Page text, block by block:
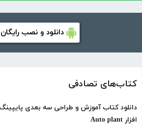
دانلود و نصب رایگان
کتاب‌های تصادفی
دانلود کتاب آموزش و طراحی سه بعدی پایپینگ
افزار Auto plant